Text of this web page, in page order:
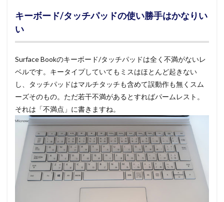
キーボード/タッチパッドの使い勝手はかなりい
い
Surface Bookのキーボード/タッチパッドは全く不満がないレ
ベルです。キータイプしていてもミスはほとんど起きない
し、タッチパッドはマルチタッチも含めて誤動作も無くスム
ーズそのもの。ただ若干不満があるとすればパームレスト。
それは「不満点」に書きますね。